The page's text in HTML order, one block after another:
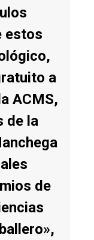
estos
a
ACMS,
de la
de